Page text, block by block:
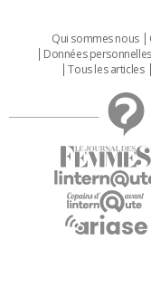
Qui sommes nous
Données personnelles
Tous les articles